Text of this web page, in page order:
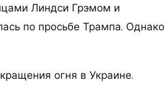
Линдси Грэмом и
по просьбе Трампа. Однако
огня в Украине.